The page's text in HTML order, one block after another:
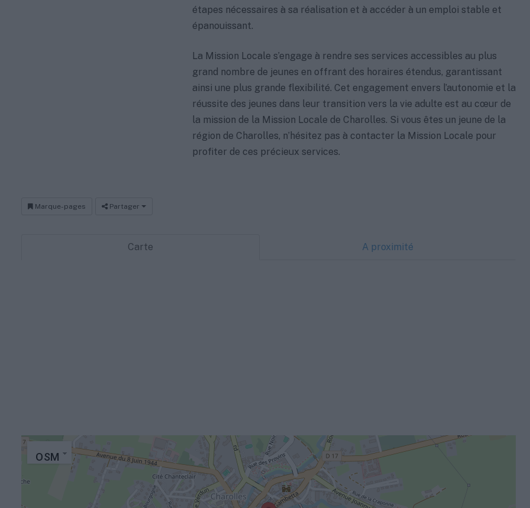
étapes nécessaires à sa réalisation et à accéder à un emploi stable et
épanouissant.
La Mission Locale s’engage à rendre ses services accessibles au plus
grand nombre de jeunes en offrant des horaires étendus, garantissant
ainsi une plus grande flexibilité. Cet engagement envers l’autonomie et la
réussite des jeunes dans leur transition vers la vie adulte est au cœur de
la mission de la Mission Locale de Charolles. Si vous êtes un jeune de la
région de Charolles, n’hésitez pas à contacter la Mission Locale pour
profiter de ces précieux services.
Marque-pages Partager
Carte A proximité
OSM